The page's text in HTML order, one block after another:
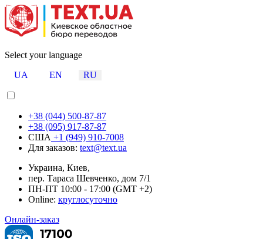
Select your language
UA
EN RU
+38 (044) 500-87-87
+38 (095) 917-87-87
США +1 (949) 910-7008
Для заказов: text@text.ua
Украина, Киев,
пер. Тараса Шевченко, дом 7/1
ПН-ПТ 10:00 - 17:00 (GMT +2)
Online: круглосуточно
Онлайн-заказ